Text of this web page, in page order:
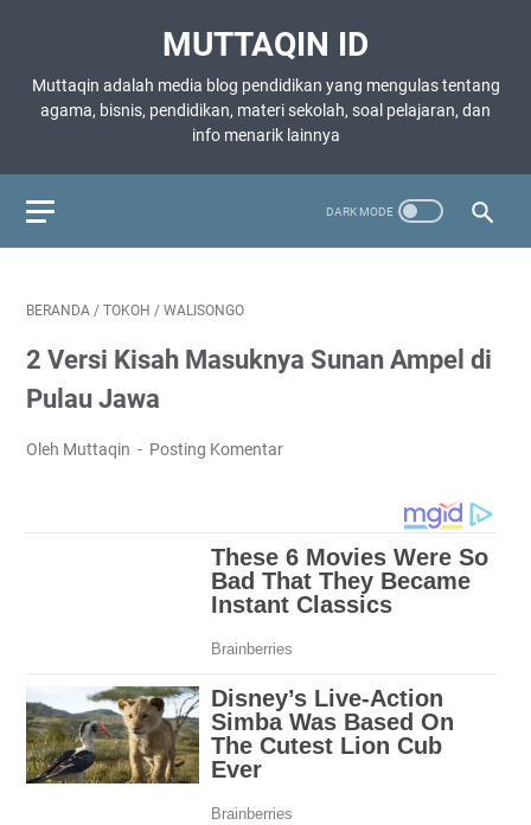
MUTTAQIN ID
Muttaqin adalah media blog pendidikan yang mengulas tentang
agama, bisnis, pendidikan, materi sekolah, soal pelajaran, dan
info menarik lainnya
BERANDA / TOKOH / WALISONGO
2 Versi Kisah Masuknya Sunan Ampel di
Pulau Jawa
Oleh Muttaqin Posting Komentar